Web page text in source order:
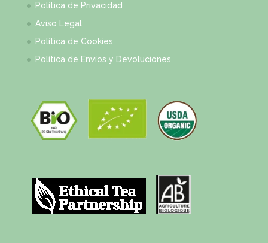
Política de Privacidad
Aviso Legal
Política de Cookies
Política de Envíos y Devoluciones